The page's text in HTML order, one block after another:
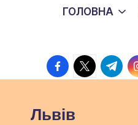
ГОЛОВНА
facebook.com
twitter.com
t.me
Львів